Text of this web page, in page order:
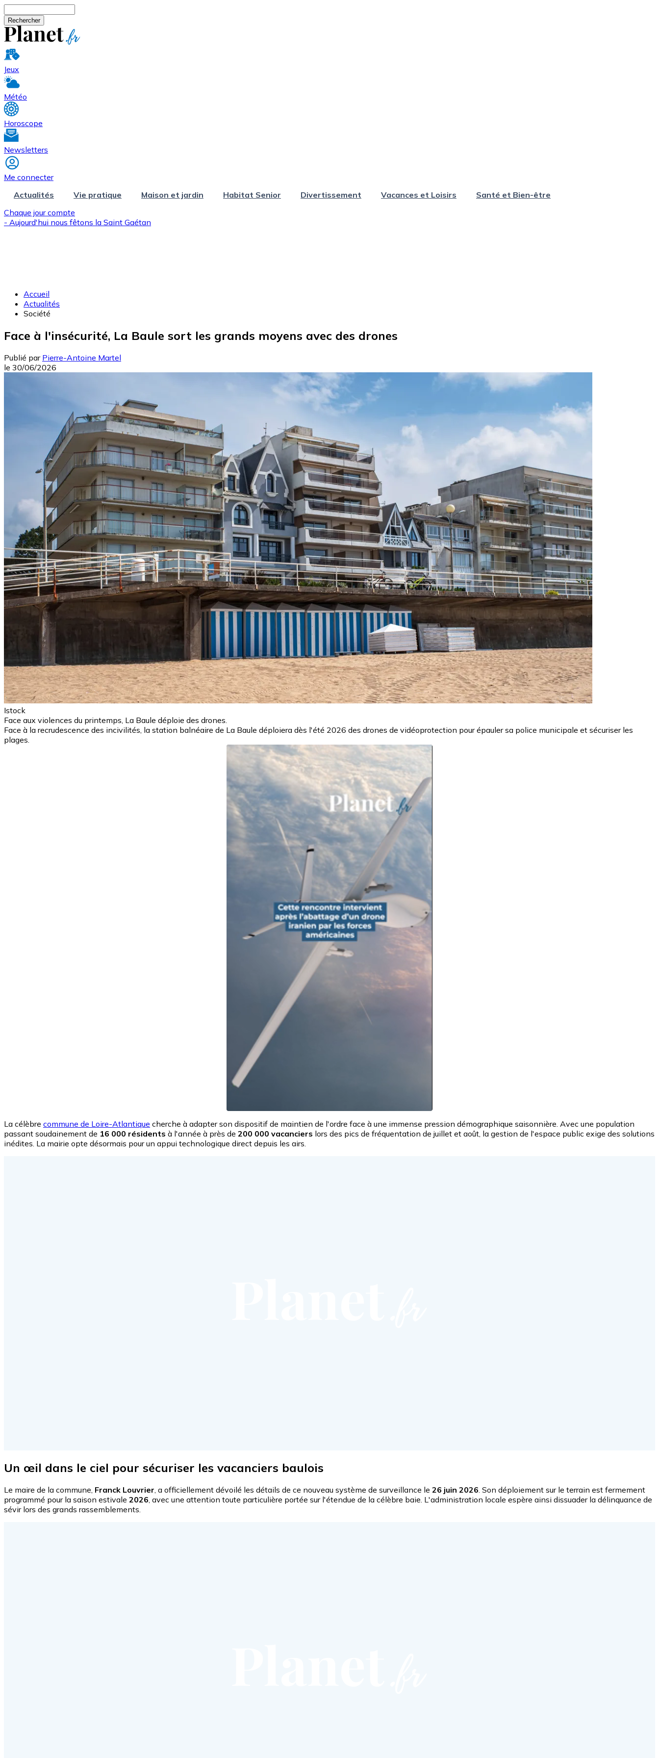
Jeux
Météo
Horoscope
Newsletters
Me connecter
Actualités
Vie pratique Maison et jardin Habitat Senior Divertissement Vacances et Loisirs
Santé et Bien-être
Chaque jour compte
- Aujourd'hui nous fêtons la Saint Gaétan
Accueil
Actualités
Société
Face à l'insécurité, La Baule sort les grands moyens avec des drones
Publié par Pierre-Antoine Martel
le 30/06/2026
Istock
Face aux violences du printemps, La Baule déploie des drones.
Face à la recrudescence des incivilités, la station balnéaire de La Baule déploiera dès l'été 2026 des drones de vidéoprotection pour épauler sa police municipale et sécuriser les
plages.
La célèbre commune de Loire-Atlantique cherche à adapter son dispositif de maintien de l'ordre face à une immense pression démographique saisonnière. Avec une population
passant soudainement de 16 000 résidents à l'année à près de 200 000 vacanciers lors des pics de fréquentation de juillet et août, la gestion de l'espace public exige des solutions
inédites. La mairie opte désormais pour un appui technologique direct depuis les airs.
Un œil dans le ciel pour sécuriser les vacanciers baulois
Le maire de la commune, Franck Louvrier , a officiellement dévoilé les détails de ce nouveau système de surveillance le 26 juin 2026 . Son déploiement sur le terrain est fermement
programmé pour la saison estivale 2026 , avec une attention toute particulière portée sur l'étendue de la célèbre baie. L'administration locale espère ainsi dissuader la délinquance de
sévir lors des grands rassemblements.